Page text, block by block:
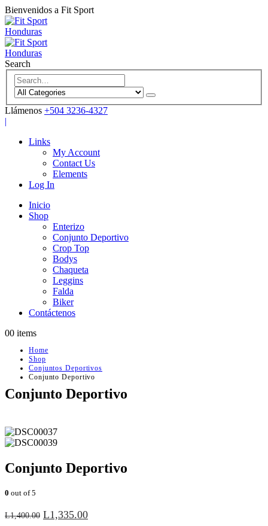
Bienvenidos a Fit Sport
Search
Llámenos +504 3236-4327
|
Links
My Account
Contact Us
Elements
Log In
Inicio
Shop
Enterizo
Conjunto Deportivo
Crop Top
Bodys
Chaqueta
Leggins
Falda
Biker
Contáctenos
00 items
Home
Shop
Conjuntos Deportivos
Conjunto Deportivo
Conjunto Deportivo
Conjunto Deportivo
0 out of 5
L1,400.00 L1,335.00